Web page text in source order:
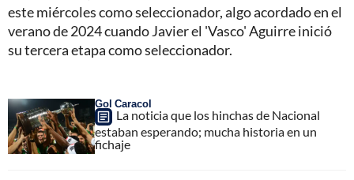
este miércoles como seleccionador, algo acordado en el
verano de 2024 cuando Javier el 'Vasco' Aguirre inició
su tercera etapa como seleccionador.
Gol Caracol
La noticia que los hinchas de Nacional
estaban esperando; mucha historia en un
fichaje